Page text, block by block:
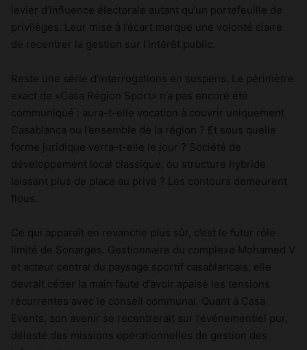
levier d’influence électorale autant qu’un portefeuille de
privilèges. Leur mise à l’écart marque une volonté claire
de recentrer la gestion sur l’intérêt public.
Reste une série d’interrogations en suspens. Le périmètre
exact de «Casa Région Sport» n’a pas encore été
communiqué : aura-t-elle vocation à couvrir uniquement
Casablanca ou l’ensemble de la région ? Et sous quelle
forme juridique verra-t-elle le jour ? Société de
développement local classique, ou structure hybride
laissant plus de place au privé ? Les contours demeurent
flous.
Ce qui apparaît en revanche plus sûr, c’est le futur rôle
limité de Sonarges. Gestionnaire du complexe Mohamed V
et acteur central du paysage sportif casablancais, elle
devrait céder la main faute d’avoir apaisé les tensions
récurrentes avec le conseil communal. Quant à Casa
Events, son avenir se recentrerait sur l’événementiel pur,
délesté des missions opérationnelles de gestion des